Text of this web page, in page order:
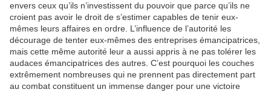
envers ceux qu’ils n’investissent du pouvoir que parce qu’ils ne
croient pas avoir le droit de s’estimer capables de tenir eux-
mêmes leurs affaires en ordre. L’influence de l’autorité les
décourage de tenter eux-mêmes des entreprises émancipatrices,
mais cette même autorité leur a aussi appris à ne pas tolérer les
audaces émancipatrices des autres. C’est pourquoi les couches
extrêmement nombreuses qui ne prennent pas directement part
au combat constituent un immense danger pour une victoire